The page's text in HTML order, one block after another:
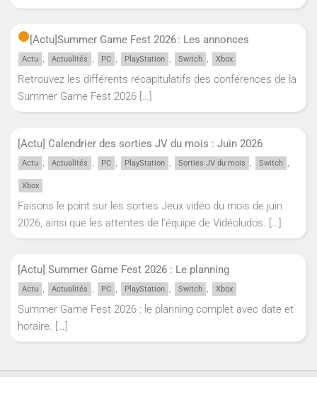
[Actu]Summer Game Fest 2026 : Les annonces
Actu , Actualités , PC , PlayStation , Switch , Xbox
Retrouvez les différents récapitulatifs des conférences de la
Summer Game Fest 2026 […]
[Actu] Calendrier des sorties JV du mois : Juin 2026
Actu Actualités PC PlayStation Sorties JV du mois Switch
Xbox
Faisons le point sur les sorties Jeux vidéo du mois de juin
2026, ainsi que les attentes de l'équipe de Vidéoludos.
[…]
[Actu] Summer Game Fest 2026 : Le planning
Actu , Actualités , PC , PlayStation , Switch , Xbox
Summer Game Fest 2026 : le planning complet avec date et
horaire. […]